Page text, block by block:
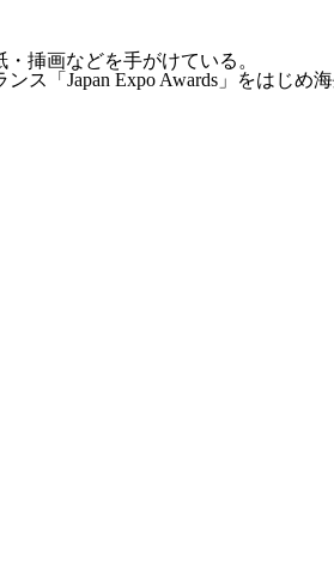
挿画などを手がけている。
「Japan Expo Awards」をはじめ